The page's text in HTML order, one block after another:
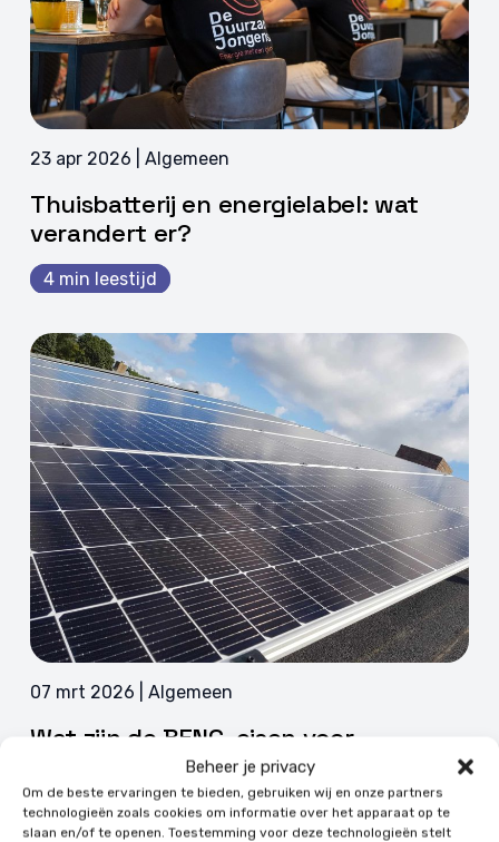
Beheer je privacy
Om de beste ervaringen te bieden, gebruiken wij en onze partners
technologieën zoals cookies om informatie over het apparaat op te
slaan en/of te openen. Toestemming voor deze technologieën stelt
23 apr 2026 | Algemeen
Thuisbatterij en energielabel: wat
verandert er?
4 min leestijd
07 mrt 2026 | Algemeen
Wat zijn de BENG-eisen voor
nieuwbouw in 2026?
4 min leestijd